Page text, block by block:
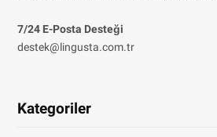
7/24 E-Posta Desteği
destek@lingusta.com.tr
Kategoriler